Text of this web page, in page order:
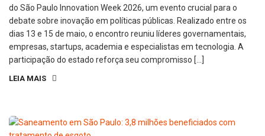
do São Paulo Innovation Week 2026, um evento crucial para o
debate sobre inovação em políticas públicas. Realizado entre os
dias 13 e 15 de maio, o encontro reuniu líderes governamentais,
empresas, startups, academia e especialistas em tecnologia. A
participação do estado reforça seu compromisso […]
LEIA MAIS